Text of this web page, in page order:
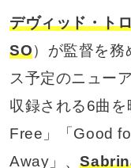
デヴィッド・ト
SO）が監督を
ス予定のニュー
収録される6曲
Free」「Good
Away」、